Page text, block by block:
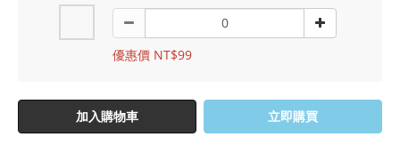
優惠價 NT$99
加入購物車 立即購買